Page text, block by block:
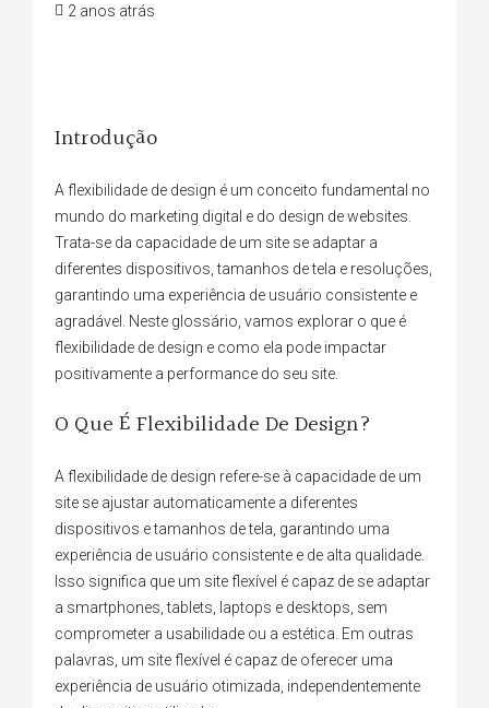
2 anos atrás
Introdução
A flexibilidade de design é um conceito fundamental no
mundo do marketing digital e do design de websites.
Trata-se da capacidade de um site se adaptar a
diferentes dispositivos, tamanhos de tela e resoluções,
garantindo uma experiência de usuário consistente e
agradável. Neste glossário, vamos explorar o que é
flexibilidade de design e como ela pode impactar
positivamente a performance do seu site.
O Que É Flexibilidade De Design?
A flexibilidade de design refere-se à capacidade de um
site se ajustar automaticamente a diferentes
dispositivos e tamanhos de tela, garantindo uma
experiência de usuário consistente e de alta qualidade.
Isso significa que um site flexível é capaz de se adaptar
a smartphones, tablets, laptops e desktops, sem
comprometer a usabilidade ou a estética. Em outras
palavras, um site flexível é capaz de oferecer uma
experiência de usuário otimizada, independentemente